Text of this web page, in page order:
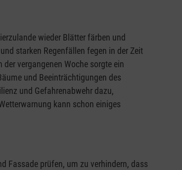
wieder Blätter färben und
starken Regenfällen fegen in der Zeit
vergangenen Woche sorgte ein
und Beeinträchtigungen des
und Gefahrenabwehr dazu,
kann schon einiges
Fassade prüfen, um zu verhindern, dass